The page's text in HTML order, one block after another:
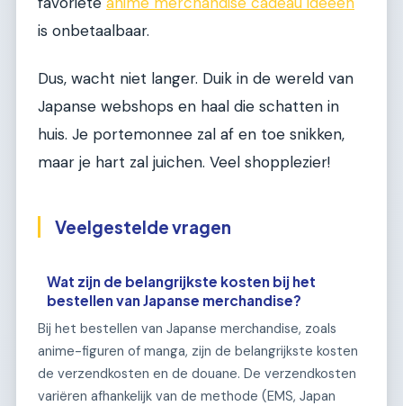
is onbetaalbaar.
Dus, wacht niet langer. Duik in de wereld van
Japanse webshops en haal die schatten in
huis. Je portemonnee zal af en toe snikken,
maar je hart zal juichen. Veel shopplezier!
Veelgestelde vragen
Wat zijn de belangrijkste kosten bij het
bestellen van Japanse merchandise?
Bij het bestellen van Japanse merchandise, zoals
anime-figuren of manga, zijn de belangrijkste kosten
de verzendkosten en de douane. De verzendkosten
variëren afhankelijk van de methode (EMS, Japan